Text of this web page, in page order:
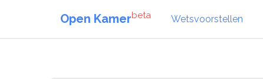
Open Kamerbeta Wetsvoorstellen